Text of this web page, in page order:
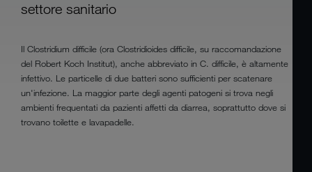
settore sanitario
Il Clostridium difficile (ora Clostridioides difficile, su raccomandazione
del Robert Koch Institut), anche abbreviato in C. difficile, è altamente
infettivo. Le particelle di due batteri sono sufficienti per scatenare
un'infezione. La maggior parte degli agenti patogeni si trova negli
ambienti frequentati da pazienti affetti da diarrea, soprattutto dove si
trovano toilette e lavapadelle.